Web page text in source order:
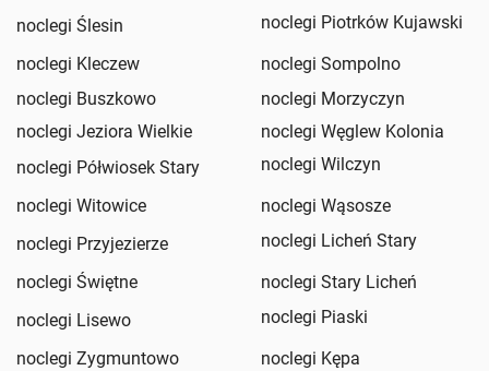
noclegi Ślesin
noclegi Piotrków Kujawski
noclegi Kleczew
noclegi Sompolno
noclegi Buszkowo
noclegi Morzyczyn
noclegi Jeziora Wielkie
noclegi Węglew Kolonia
noclegi Półwiosek Stary
noclegi Wilczyn
noclegi Witowice
noclegi Wąsosze
noclegi Przyjezierze
noclegi Licheń Stary
noclegi Świętne
noclegi Stary Licheń
noclegi Lisewo
noclegi Piaski
noclegi Zygmuntowo
noclegi Kępa